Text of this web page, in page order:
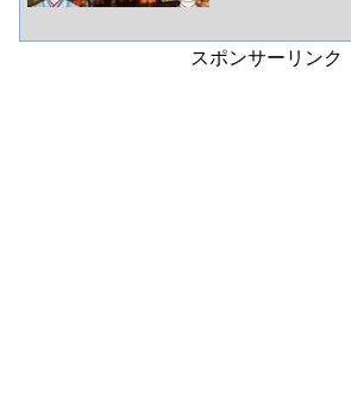
スポンサーリンク